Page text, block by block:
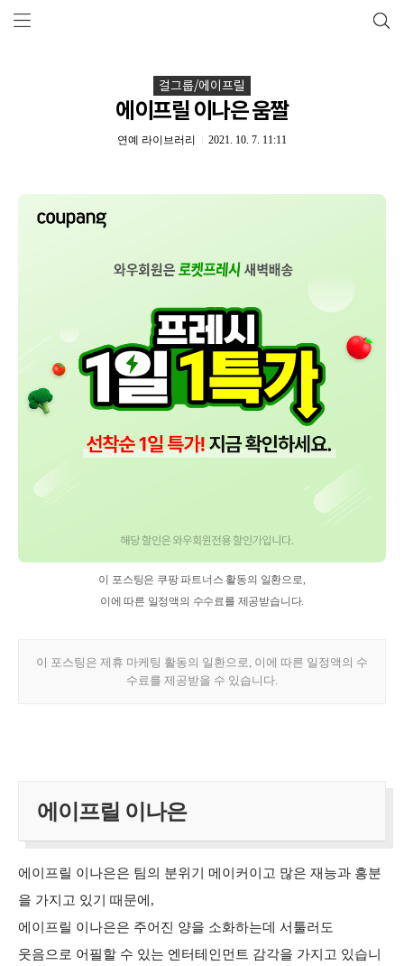
걸그룹/에이프릴
에이프릴 이나은 움짤
연예 라이브러리 2021. 10. 7. 11:11
에이프릴 이나은
에이프릴 이나은은 팀의 분위기 메이커이고 많은 재능과 흥분
을 가지고 있기 때문에,
에이프릴 이나은은 주어진 양을 소화하는데 서툴러도
웃음으로 어필할 수 있는 엔터테인먼트 감각을 가지고 있습니